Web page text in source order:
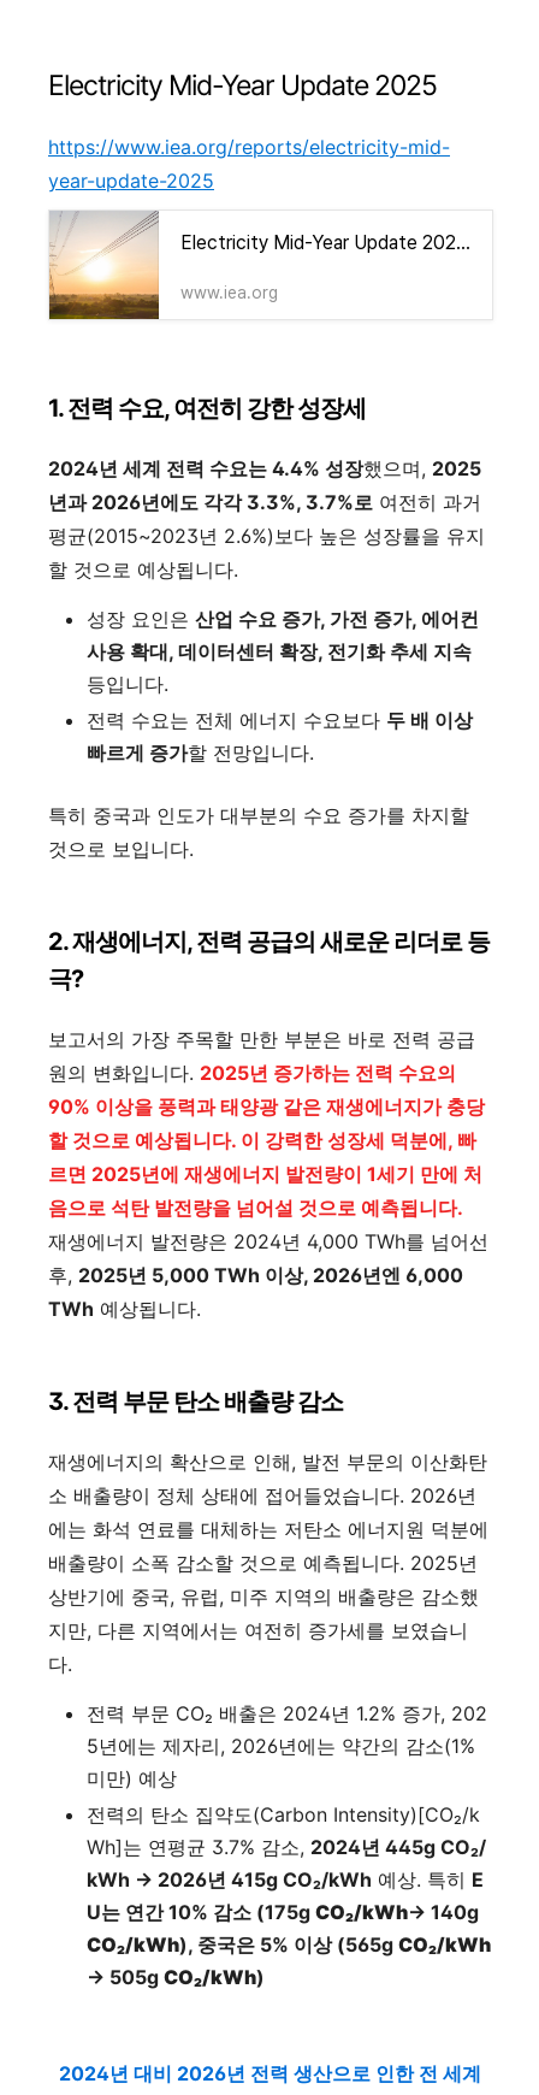
Electricity Mid-Year Update 2025
https://www.iea.org/reports/electricity-mid-
year-update-2025
Electricity Mid-Year Update 2025 – Analysis - IEA
www.iea.org
1. 전력 수요, 여전히 강한 성장세
2024년 세계 전력 수요는 4.4% 성장했으며, 2025
년과 2026년에도 각각 3.3%, 3.7%로 여전히 과거
평균(2015~2023년 2.6%)보다 높은 성장률을 유지
할 것으로 예상됩니다.
성장 요인은 산업 수요 증가, 가전 증가, 에어컨
사용 확대, 데이터센터 확장, 전기화 추세 지속
등입니다.
전력 수요는 전체 에너지 수요보다 두 배 이상
빠르게 증가할 전망입니다.
특히 중국과 인도가 대부분의 수요 증가를 차지할
것으로 보입니다.
2. 재생에너지, 전력 공급의 새로운 리더로 등
극?
보고서의 가장 주목할 만한 부분은 바로 전력 공급
원의 변화입니다. 2025년 증가하는 전력 수요의
90% 이상을 풍력과 태양광 같은 재생에너지가 충당
할 것으로 예상됩니다. 이 강력한 성장세 덕분에, 빠
르면 2025년에 재생에너지 발전량이 1세기 만에 처
음으로 석탄 발전량을 넘어설 것으로 예측됩니다.
재생에너지 발전량은 2024년 4,000 TWh를 넘어선
후, 2025년 5,000 TWh 이상, 2026년엔 6,000
TWh 예상됩니다.
3. 전력 부문 탄소 배출량 감소
재생에너지의 확산으로 인해, 발전 부문의 이산화탄
소 배출량이 정체 상태에 접어들었습니다. 2026년
에는 화석 연료를 대체하는 저탄소 에너지원 덕분에
배출량이 소폭 감소할 것으로 예측됩니다. 2025년
상반기에 중국, 유럽, 미주 지역의 배출량은 감소했
지만, 다른 지역에서는 여전히 증가세를 보였습니
다.
전력 부문 CO₂ 배출은 2024년 1.2% 증가, 202
5년에는 제자리, 2026년에는 약간의 감소(1%
미만) 예상
전력의 탄소 집약도(Carbon Intensity)[CO₂/k
Wh]는 연평균 3.7% 감소, 2024년 445g CO₂/
kWh → 2026년 415g CO₂/kWh 예상. 특히 E
U는 연간 10% 감소 (175g CO₂/kWh→ 140g
CO₂/kWh), 중국은 5% 이상 (565g CO₂/kWh
→ 505g CO₂/kWh)
2024년 대비 2026년 전력 생산으로 인한 전 세계